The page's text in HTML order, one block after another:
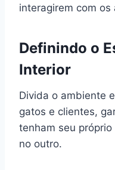
interagirem com os
Definindo o
Interior
Divida o ambiente
gatos e clientes,
tenham seu
no outro.